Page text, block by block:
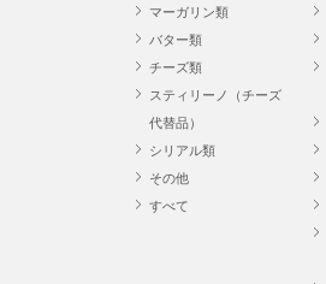
マーガリン類
バター類
チーズ類
スティリーノ（チーズ
代替品）
シリアル類
その他
すべて